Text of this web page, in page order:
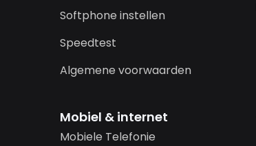
Softphone instellen
Speedtest
Algemene voorwaarden
Mobiel & internet
Mobiele Telefonie